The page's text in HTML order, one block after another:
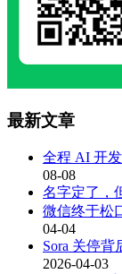
最新文章
全程 AI 开
08-08
名字定了，
微信终于松
04-04
Sora 关停
2026-04-03